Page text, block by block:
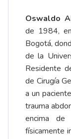
Oswaldo
de 1984,
Bogotá,
de la
Residente
de Cirugía
a un
trauma
encima de
físicamente